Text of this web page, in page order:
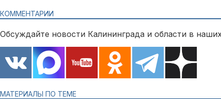
КОММЕНТАРИИ
Обсуждайте новости Калининграда и области в
МАТЕРИАЛЫ ПО ТЕМЕ